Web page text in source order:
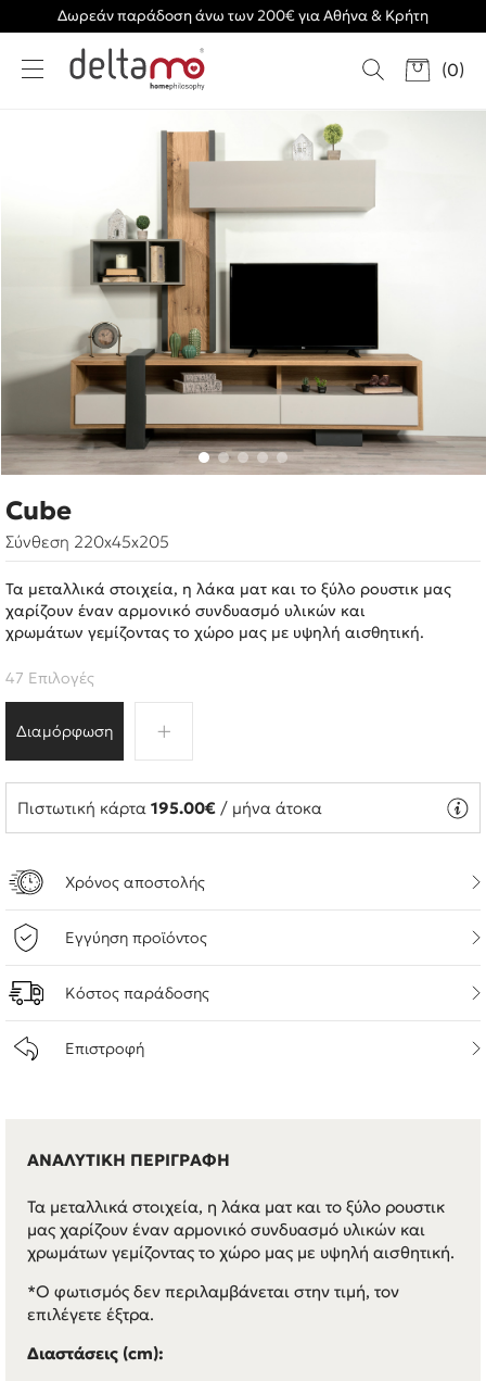
Δωρεάν παράδοση άνω των 200€ για Αθήνα & Κρήτη
(0)
Cube
Σύνθεση 220x45x205
Τα μεταλλικά στοιχεία, η λάκα ματ και το ξύλο ρουστικ μας
χαρίζουν έναν αρμονικό συνδυασμό υλικών και
χρωμάτων γεμίζοντας το χώρο μας με υψηλή αισθητική.
Διαμόρφωση
47 Επιλογές
Πιστωτική κάρτα 195.00€ / μήνα άτοκα
Χρόνος αποστολής
Εγγύηση προϊόντος
Κόστος παράδοσης
Επιστροφή
ΑΝΑΛΥΤΙΚΗ ΠΕΡΙΓΡΑΦΗ
Τα μεταλλικά στοιχεία, η λάκα ματ και το ξύλο ρουστικ
μας χαρίζουν έναν αρμονικό συνδυασμό υλικών και
χρωμάτων γεμίζοντας το χώρο μας με υψηλή αισθητική.
*Ο φωτισμός δεν περιλαμβάνεται στην τιμή, τον
επιλέγετε έξτρα.
Διαστάσεις (cm):